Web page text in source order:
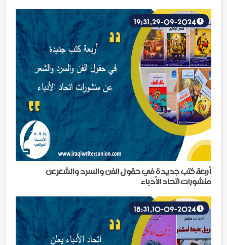
أربعة كتب جديدة في حقول الفن والسرد والشعر عن
منشورات اتحاد الأدباء